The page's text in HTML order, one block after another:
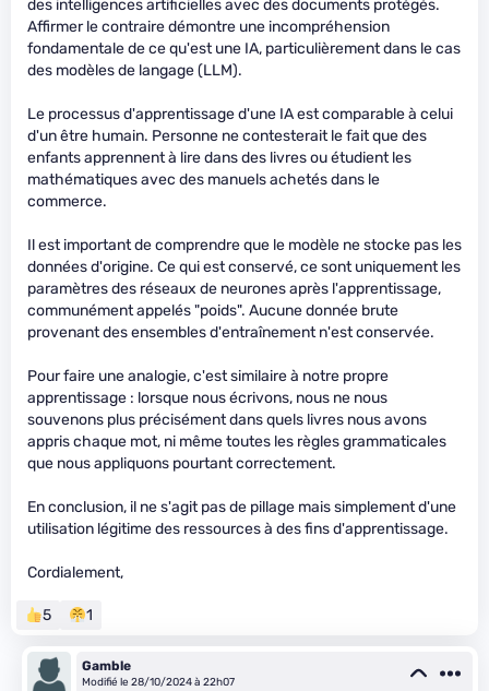
des intelligences artificielles avec des documents protégés.
Affirmer le contraire démontre une incompréhension
fondamentale de ce qu'est une IA, particulièrement dans le cas
des modèles de langage (LLM).
Le processus d'apprentissage d'une IA est comparable à celui
d'un être humain. Personne ne contesterait le fait que des
enfants apprennent à lire dans des livres ou étudient les
mathématiques avec des manuels achetés dans le
commerce.
Il est important de comprendre que le modèle ne stocke pas les
données d'origine. Ce qui est conservé, ce sont uniquement les
paramètres des réseaux de neurones après l'apprentissage,
communément appelés "poids". Aucune donnée brute
provenant des ensembles d'entraînement n'est conservée.
Pour faire une analogie, c'est similaire à notre propre
apprentissage : lorsque nous écrivons, nous ne nous
souvenons plus précisément dans quels livres nous avons
appris chaque mot, ni même toutes les règles grammaticales
que nous appliquons pourtant correctement.
En conclusion, il ne s'agit pas de pillage mais simplement d'une
utilisation légitime des ressources à des fins d'apprentissage.
Cordialement,
5 1
Gamble
Modifié le 28/10/2024 à 22h07